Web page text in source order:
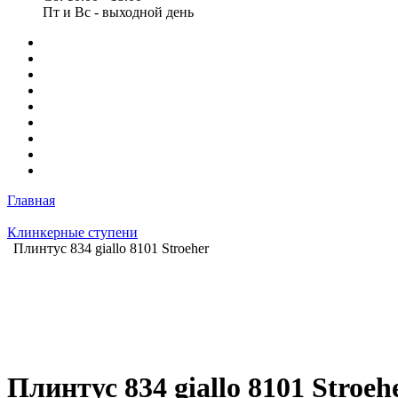
Пт и Вс - выходной день
Главная
Клинкерные ступени
Плинтус 834 giallo 8101 Stroeher
Плинтус 834 giallo 8101